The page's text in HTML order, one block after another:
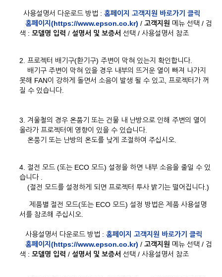
사용설명서 다운로드 방법 : 홈페이지 고객지원 바로가기 클릭
홈페이지(https://www.epson.co.kr) / 고객지원 메뉴 선택 / 검
색 : 모델명 입력 / 설명서 및 보증서 선택 / 사용설명서 참조
2. 프로젝터 배기구(환기구) 주변이 막혀 있는지 확인합니다.
배기구 주변이 막혀 있을 경우 내부의 뜨거운 열이 빠져 나가지
못해 FAN이 강하게 돌면서 소음이 발생 될 수 있고, 프로젝터가 꺼
질 수 있습니다.
3. 겨울철의 경우 온품기 또는 건물 내 난방으로 인해 주변의 열이
올라가 프로젝터에 영향이 있을 수 있습니다.
온풍기 또는 난방의 온도를 낮게 조절하여 주십시오.
4. 절전 모드 (또는 ECO 모드) 설정을 하면 내부 소음을 줄일 수 있
습니다 .
(절전 모드를 설정하게 되면 프로젝터 투사 밝기는 떨어집니다.)
제품별 절전 모드(또는 ECO 모드) 설정 방법은 제품 사용설명
서를 참조해 주십시오.
사용설명서 다운로드 방법 : 홈페이지 고객지원 바로가기 클릭
홈페이지(https://www.epson.co.kr) / 고객지원 메뉴 선택 / 검
색 : 모델명 입력 / 설명서 및 보증서 선택 / 사용설명서 참조